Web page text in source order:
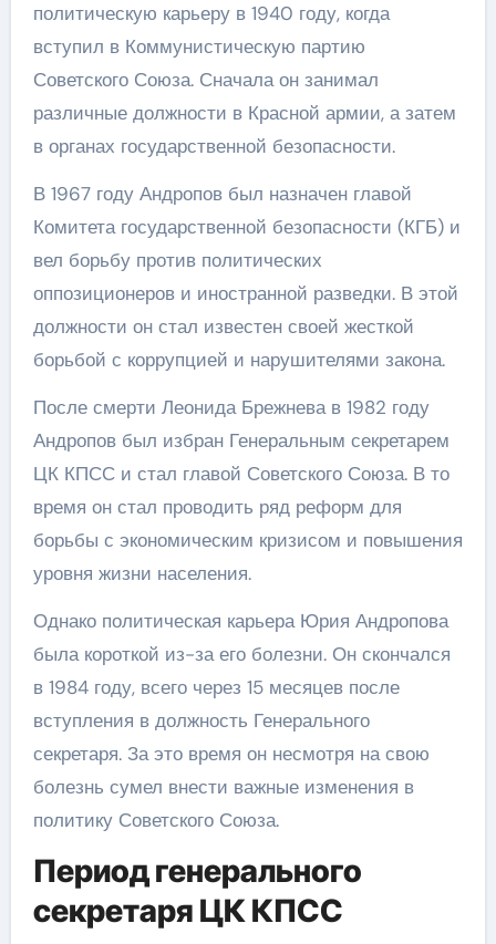
политическую карьеру в 1940 году, когда
вступил в Коммунистическую партию
Советского Союза. Сначала он занимал
различные должности в Красной армии, а затем
в органах государственной безопасности.
В 1967 году Андропов был назначен главой
Комитета государственной безопасности (КГБ) и
вел борьбу против политических
оппозиционеров и иностранной разведки. В этой
должности он стал известен своей жесткой
борьбой с коррупцией и нарушителями закона.
После смерти Леонида Брежнева в 1982 году
Андропов был избран Генеральным секретарем
ЦК КПСС и стал главой Советского Союза. В то
время он стал проводить ряд реформ для
борьбы с экономическим кризисом и повышения
уровня жизни населения.
Однако политическая карьера Юрия Андропова
была короткой из-за его болезни. Он скончался
в 1984 году, всего через 15 месяцев после
вступления в должность Генерального
секретаря. За это время он несмотря на свою
болезнь сумел внести важные изменения в
политику Советского Союза.
Период генерального
секретаря ЦК КПСС